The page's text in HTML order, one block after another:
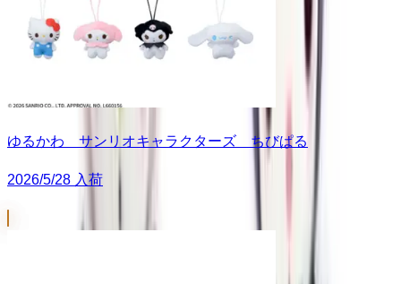
ゆるかわ サンリオキャラクターズ ちびぱる
2026/5/28 入荷